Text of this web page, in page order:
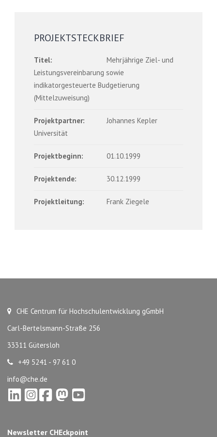
PROJEKTSTECKBRIEF
Titel:
Mehrjährige Ziel- und
Leistungsvereinbarung sowie
indikatorgesteuerte Budgetierung
(Mittelzuweisung)
Projektpartner:
Johannes Kepler
Universität
Projektbeginn: 01.10.1999
Projektende: 30.12.1999
Projektleitung: Frank Ziegele
CHE Centrum für Hochschulentwicklung gGmbH
Carl-Bertelsmann-Straße 256
33311 Gütersloh
+49 5241 - 97 61 0
info@che.de
Newsletter CHEckpoint